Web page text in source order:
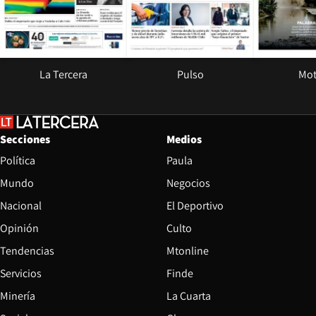
La Tercera Pulso
Secciones
Política
Mundo
Nacional
Opinión
Tendencias
Servicios
Minería
Medios
Paula
Negocios
El Deportivo
Culto
Mtonline
Finde
La Cuarta